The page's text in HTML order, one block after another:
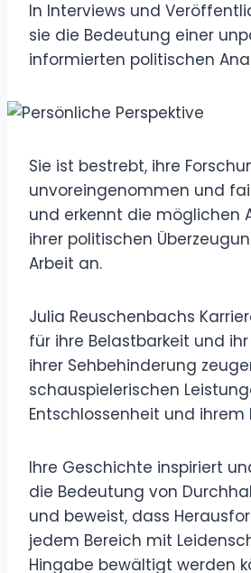
In Interviews und
sie die Bedeutung einer
informierten politischen
Sie ist bestrebt, ihre
unvoreingenommen und
und erkennt die möglichen
ihrer politischen
Arbeit an.
Julia Reuschenbachs
für ihre Belastbarkeit und
ihrer Sehbehinderung
schauspielerischen
Entschlossenheit und ihrem
Ihre Geschichte inspiriert
die Bedeutung von
und beweist, dass
jedem Bereich mit
Hingabe bewältigt werden